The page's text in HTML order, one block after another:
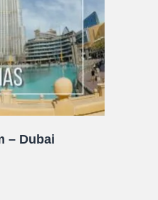
CARRINHO
– Dubai